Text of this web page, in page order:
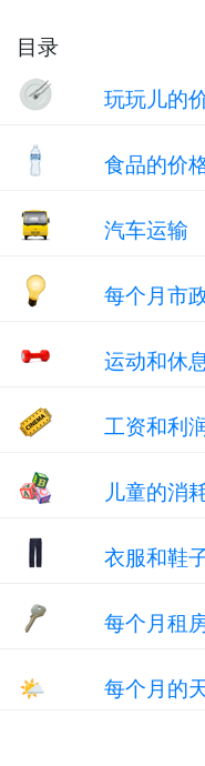
目录
玩玩儿的
食品的价
汽车运输
每个月市
运动和休
工资和利
儿童的消
衣服和鞋
每个月租
🌤 每个月的